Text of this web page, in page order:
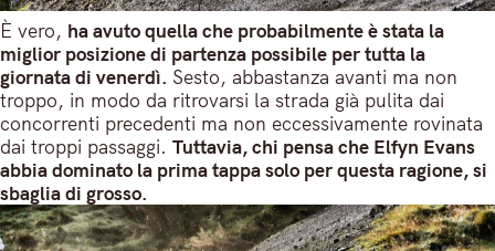
È vero, ha avuto quella che probabilmente è stata la
miglior posizione di partenza possibile per tutta la
giornata di venerdì. Sesto, abbastanza avanti ma non
troppo, in modo da ritrovarsi la strada già pulita dai
concorrenti precedenti ma non eccessivamente rovinata
dai troppi passaggi. Tuttavia, chi pensa che Elfyn Evans
abbia dominato la prima tappa solo per questa ragione, si
sbaglia di grosso.